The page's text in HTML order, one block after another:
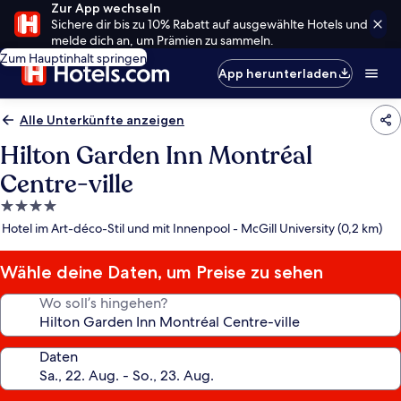
Zur App wechseln
Sichere dir bis zu 10% Rabatt auf ausgewählte Hotels und
melde dich an, um Prämien zu sammeln.
Zum Hauptinhalt springen
App herunterladen
Alle Unterkünfte anzeigen
Hilton Garden Inn Montréal
Centre-ville
4.0-
Sterne-
Hotel im Art-déco-Stil und mit Innenpool - McGill University (0,2 km)
Wähle deine Daten, um Preise zu sehen
Wo soll’s hingehen?
Daten